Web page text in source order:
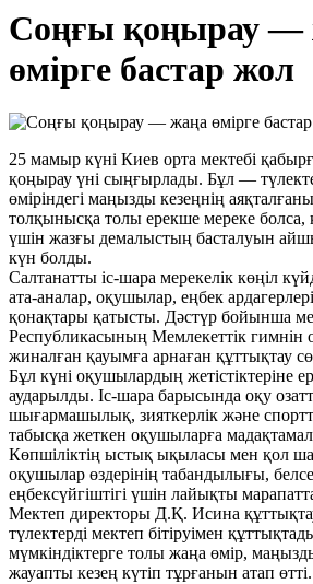
Соңғы қоңырау —
өмірге бастар жол
25 мамыр күні Киев орта мектебі
қоңырау үні сыңғырлады. Бұл —
өміріндегі маңызды кезеңнің
толқынысқа толы ерекше мереке болса,
үшін жазғы демалыстың басталуын
күн болды.
Салтанатты іс-шара мерекелік көңіл
ата-аналар, оқушылар, еңбек
қонақтары қатысты. Дәстүр бойынша
Республикасының Мемлекеттік гимнін
жиналған қауымға арнаған құттықтау
Бұл күні оқушылардың жетістіктеріне
аударылды. Іс-шара барысында оқу
шығармашылық, зияткерлік және
табысқа жеткен оқушыларға
Көпшіліктің ыстық ықыласы мен қол
оқушылар өздерінің табандылығы,
еңбексүйгіштігі үшін лайықты
Мектеп директоры Д.Қ. Исина
түлектерді мектеп бітіруімен
мүмкіндіктерге толы жаңа өмір,
жауапты кезең күтіп тұрғанын атап